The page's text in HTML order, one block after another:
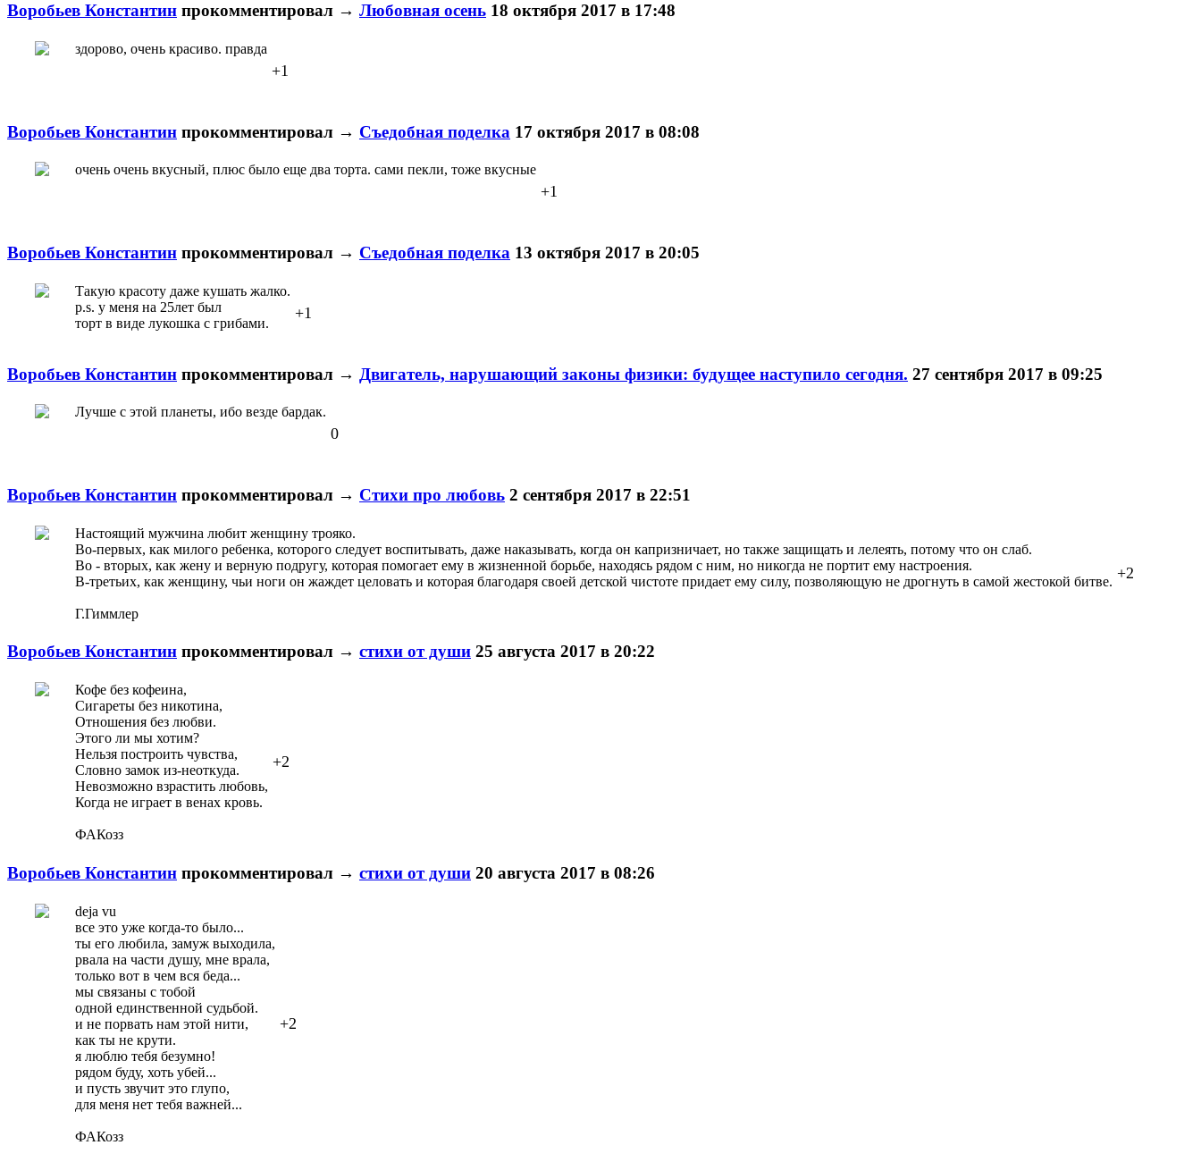
Воробьев Константин прокомментировал → Любовная осень 18 октября 2017 в 17:48
здорово, очень красиво. правда
+1
Воробьев Константин прокомментировал → Съедобная поделка 17 октября 2017 в 08:08
очень очень вкусный, плюс было еще два торта. сами пекли, тоже вкусные
+1
Воробьев Константин прокомментировал → Съедобная поделка 13 октября 2017 в 20:05
Такую красоту даже кушать жалко.
p.s. у меня на 25лет был
торт в виде лукошка с грибами.
+1
Воробьев Константин прокомментировал → Двигатель, нарушающий законы физики: будущее наступило сегодня. 27 сентября 2017 в 09:25
Лучше с этой планеты, ибо везде бардак.
0
Воробьев Константин прокомментировал → Стихи про любовь 2 сентября 2017 в 22:51
Настоящий мужчина любит женщину трояко.
Во-первых, как милого ребенка, которого следует воспитывать, даже наказывать, когда он капризничает, но также защищать и лелеять, потому что он слаб.
Во - вторых, как жену и верную подругу, которая помогает ему в жизненной борьбе, находясь рядом с ним, но никогда не портит ему настроения.
В-третьих, как женщину, чьи ноги он жаждет целовать и которая благодаря своей детской чистоте придает ему силу, позволяющую не дрогнуть в самой жестокой битве.
Г.Гиммлер
+2
Воробьев Константин прокомментировал → стихи от души 25 августа 2017 в 20:22
Кофе без кофеина,
Сигареты без никотина,
Отношения без любви.
Этого ли мы хотим?
Нельзя построить чувства,
Словно замок из-неоткуда.
Невозможно взрастить любовь,
Когда не играет в венах кровь.
ФАКозз
+2
Воробьев Константин прокомментировал → стихи от души 20 августа 2017 в 08:26
deja vu
все это уже когда-то было...
ты его любила, замуж выходила,
рвала на части душу, мне врала,
только вот в чем вся беда...
мы связаны с тобой
одной единственной судьбой.
и не порвать нам этой нити,
как ты не крути.
я люблю тебя безумно!
рядом буду, хоть убей...
и пусть звучит это глупо,
для меня нет тебя важней...
ФАКозз
+2